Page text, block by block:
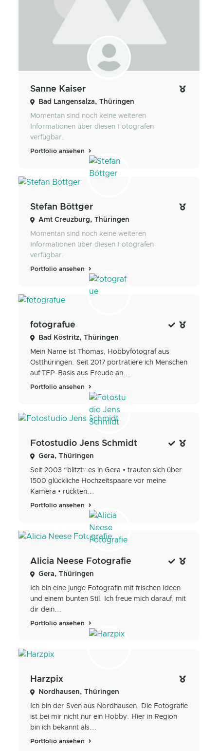
Sanne Kaiser
Bad Langensalza, Thüringen
Momentan sind noch keine weiteren
Informationen über diesen Fotografen
verfügbar.
Portfolio ansehen
Stefan Böttger
Amt Creuzburg, Thüringen
Momentan sind noch keine weiteren
Informationen über diesen Fotografen
verfügbar.
Portfolio ansehen
fotografue
Bad Köstritz, Thüringen
Mein Name ist Thomas, Hobbyfotograf aus
Ostthüringen. Seit 2017 porträtiere ich Menschen
auf TFP-Basis aus Freude an...
Portfolio ansehen
Fotostudio Jens Schmidt
Gera, Thüringen
Seit 2003 “blitzt” es in Gera • trauten sich über
1500 glückliche Hochzeitspaare vor meine
Kamera • rückten...
Portfolio ansehen
Alicia Neese Fotografie
Gera, Thüringen
Ich bin eine junge Fotografin mit frischen Ideen
und einem bunten Stil. Ich freue mich darauf, mit
dir dein...
Portfolio ansehen
Harzpix
Nordhausen, Thüringen
Ich bin der Sven aus Nordhausen. Die Fotografie
ist bei mir nicht nur ein Hobby. Hier in Region
bin ich bekannt als...
Portfolio ansehen